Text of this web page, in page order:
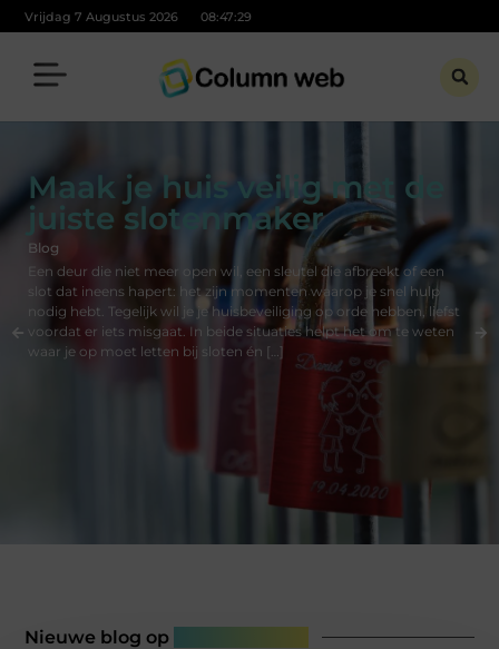
Vrijdag 7 Augustus 2026 08:47:31
Maak je huis veilig met de
juiste slotenmaker
Blog
Een deur die niet meer open wil, een sleutel die afbreekt of een
slot dat ineens hapert: het zijn momenten waarop je snel hulp
nodig hebt. Tegelijk wil je je huisbeveiliging op orde hebben, liefst
voordat er iets misgaat. In beide situaties helpt het om te weten
waar je op moet letten bij sloten én […]
Nieuwe blog op